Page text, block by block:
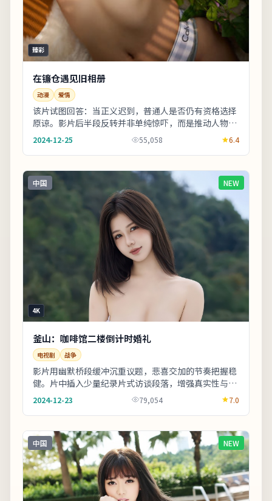
臻彩
在镰仓遇见旧相册
动漫 爱情
该片试图回答：当正义迟到，普通人是否仍有资格选择
原谅。影片后半段反转并非单纯惊吓，而是推动人物完
成性格蜕变。剧情信息与人物关系可在二刷时解锁更
2024-12-25 55,058 6.4
中国 NEW
4K
釜山：咖啡馆二楼倒计时婚礼
电视剧 战争
影片用幽默桥段缓冲沉重议题，悲喜交加的节奏把握稳
健。片中插入少量纪录片式访谈段落，增强真实性与代
入感。片尾字幕包含幕后花絮名单，影迷可向幕后岗
位...
2024-12-23 79,054 7.0
中国 NEW